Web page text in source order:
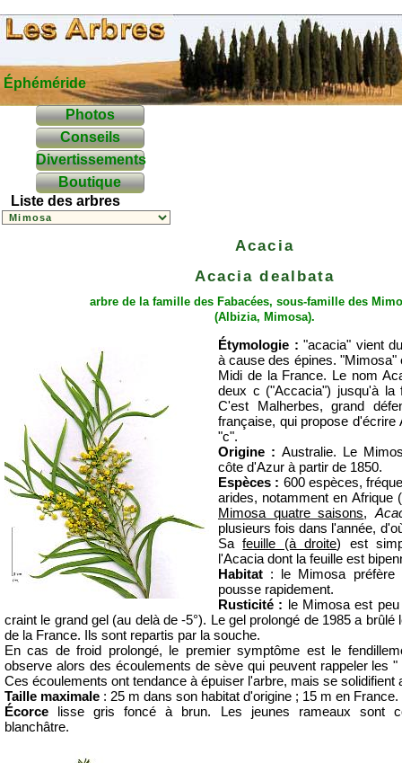
Éphéméride
Photos
Conseils
Divertissements
Boutique
Liste des arbres
Acacia
Acacia dealbata
arbre de la famille des Fabacées, sous-famille des
(Albizia, Mimosa).
Étymologie : "acacia" vient
à cause des épines. "Mimosa"
Midi de la France. Le nom
deux c ("Accacia") jusqu'à la
C'est Malherbes, grand
française, qui propose d'écrire
"c".
Origine : Australie. Le
côte d'Azur à partir de 1850.
Espèces : 600 espèces,
arides, notamment en Afrique
Mimosa quatre saisons,
plusieurs fois dans l'année,
Safeuille (à droite) est
l'Acacia dont la feuille est
Habitat : le Mimosa
pousse rapidement.
Rusticité :
le Mimosa est
craint le grand gel (au delà de -5°). Le gel prolongé de 1985 a
de la France. Ils sont repartis par la souche.
En cas de froid prolongé, le premier symptôme est le
observe alors des écoulements de sève qui peuvent rappeler les
Ces écoulements ont tendance à épuiser l'arbre, mais se solidifient
Taille maximale : 25 m dans son habitat d'origine ; 15 m en France.
Écorce
lisse gris foncé à brun. Les jeunes rameaux sont
blanchâtre.